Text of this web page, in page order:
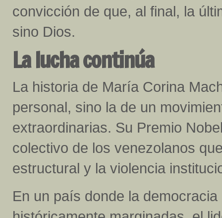
convicción de que, al final, la
sino Dios.
La lucha continúa
La historia de María Corina
personal, sino la de un
extraordinarias. Su Premio
colectivo de los venezolanos
estructural y la violencia
En un país donde la